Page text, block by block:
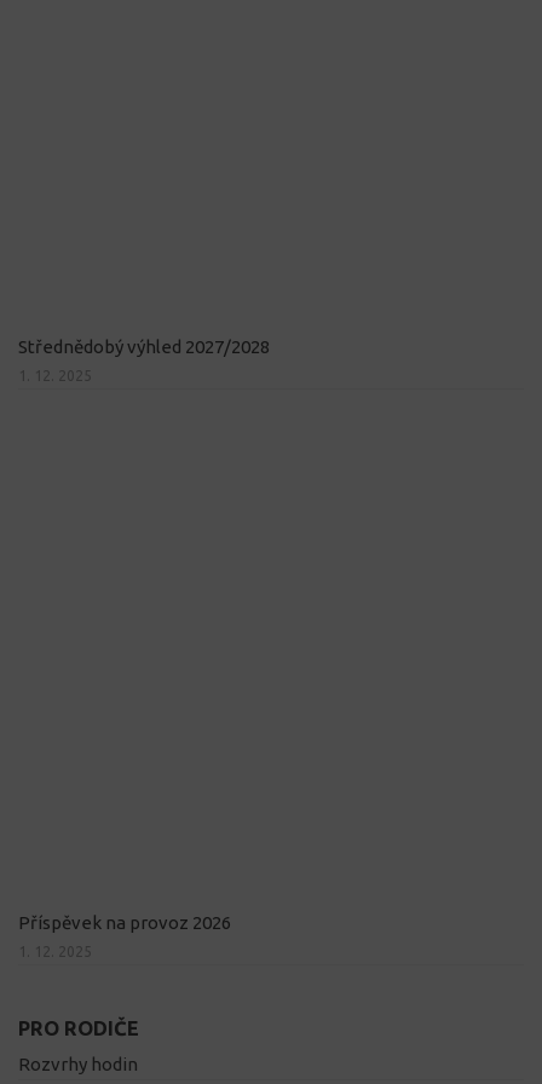
Střednědobý výhled 2027/2028
1. 12. 2025
Příspěvek na provoz 2026
1. 12. 2025
PRO RODIČE
Rozvrhy hodin